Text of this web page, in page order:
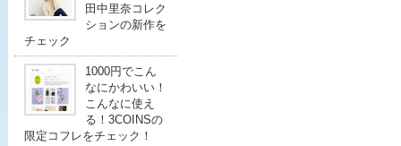
田中里奈コレク
ションの新作を
チェック
1000円でこん
なにかわいい！
こんなに使え
る！3COINSの
限定コフレをチェック！